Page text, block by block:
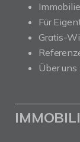
Für
Gratis-
Über uns